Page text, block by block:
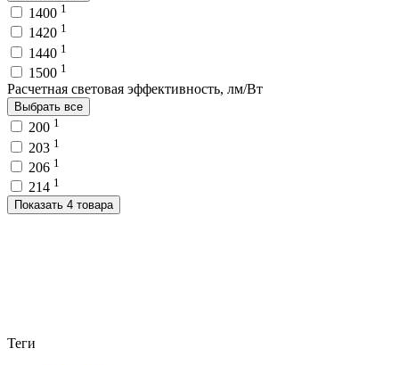
1400 1
1420 1
1440 1
1500 1
Расчетная световая эффективность, лм/Вт
Выбрать все
200 1
203 1
206 1
214 1
Показать 4 товара
Теги